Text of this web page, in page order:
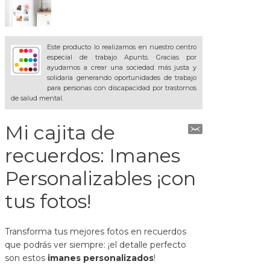
Este producto lo realizamos en nuestro centro
especial de trabajo Apunts. Gracias por
ayudarnos a crear una sociedad más justa y
solidaria generando oportunidades de trabajo
para personas con discapacidad por trastornos
de salud mental.
Mi cajita de
recuerdos: Imanes
Personalizables ¡con
tus fotos!
Transforma tus mejores fotos en recuerdos
que podrás ver siempre: ¡el detalle perfecto
son estos imanes personalizados!